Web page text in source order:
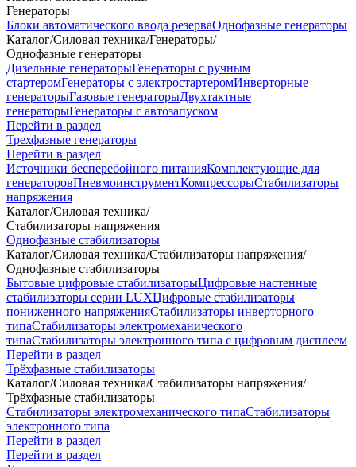
Генераторы
Блоки автоматического ввода резерваОднофазные генераторы
Каталог/Силовая техника/Генераторы/
Однофазные генераторы
Дизельные генераторыГенераторы с ручным
стартеромГенераторы с электростартеромИнверторные
генераторыГазовые генераторыДвухтактные
генераторыГенераторы с автозапуском
Перейти в раздел
Трехфазные генераторы
Перейти в раздел
Источники бесперебойного питанияКомплектующие для
генераторовПневмоинструментКомпрессорыСтабилизаторы
напряжения
Каталог/Силовая техника/
Стабилизаторы напряжения
Однофазные стабилизаторы
Каталог/Силовая техника/Стабилизаторы напряжения/
Однофазные стабилизаторы
Бытовые цифровые стабилизаторыЦифровые настенные
стабилизаторы серии LUXЦифровые стабилизаторы
пониженного напряженияСтабилизаторы инверторного
типаСтабилизаторы электромеханического
типаСтабилизаторы электронного типа с цифровым дисплеем
Перейти в раздел
Трёхфазные стабилизаторы
Каталог/Силовая техника/Стабилизаторы напряжения/
Трёхфазные стабилизаторы
Стабилизаторы электромеханического типаСтабилизаторы
электронного типа
Перейти в раздел
Перейти в раздел